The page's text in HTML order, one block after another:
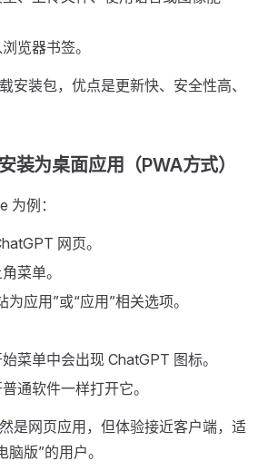
览器书签。
安装包，优点是更新快、安全性高、
装为桌面应用（PWA方式）
为例：
网页。
菜单。
应用”或“应用”相关选项。
菜单中会出现 ChatGPT 图标。
通软件一样打开它。
是网页应用，但体验接近客户端，适
版”的用户。